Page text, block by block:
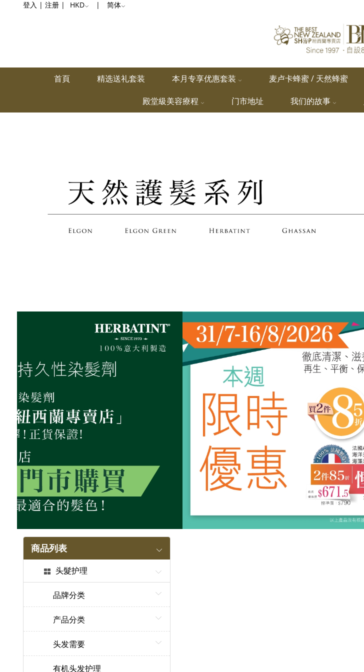
型
登入 | 注册 | HKD | 简体
首頁 精选送礼套装 本月专享优惠套装 麦卢卡蜂蜜 / 天然蜂蜜
殿堂級美容療程 门市地址 我们的故事
商品列表
头髮护理
品牌分类
产品分类
头发需要
有机头发护理